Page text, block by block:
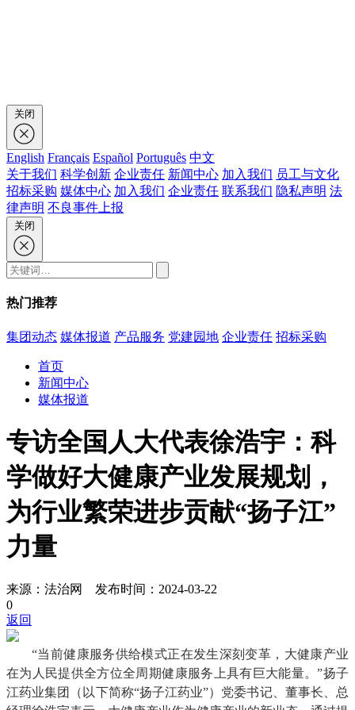
English Français Español Português 中文
关于我们 科学创新 企业责任 新闻中心 加入我们 员工与文化
招标采购 媒体中心 加入我们 企业责任 联系我们 隐私声明 法
律声明 不良事件上报
热门推荐
集团动态 媒体报道 产品服务 党建园地 企业责任 招标采购
首页
新闻中心
媒体报道
专访全国人大代表徐浩宇：科
学做好大健康产业发展规划，
为行业繁荣进步贡献“扬子江”
力量
来源：法治网 发布时间：2024-03-22
0
返回
“当前健康服务供给模式正在发生深刻变革，大健康产业
在为人民提供全方位全周期健康服务上具有巨大能量。”扬子
江药业集团（以下简称“扬子江药业”）党委书记、董事长、总